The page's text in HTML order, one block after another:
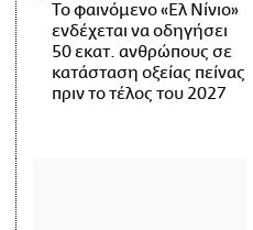
Το φαινόμενο «Ελ Νίνιο»
ενδέχεται να οδηγήσει
50 εκατ. ανθρώπους σε
κατάσταση οξείας πείνας
πριν το τέλος του 2027